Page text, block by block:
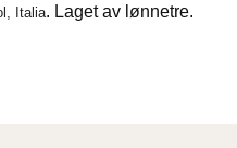
Italia. Laget av lønnetre.